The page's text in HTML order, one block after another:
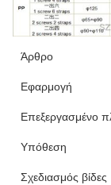
Άρθρο
Εφαρμογή
Επεξεργασμένο
Υπόθεση
Σχεδιασμός βίδες